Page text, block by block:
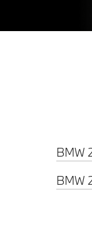
BMW
BMW